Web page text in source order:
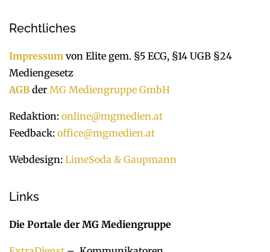
Rechtliches
Impressum von Elite gem. §5 ECG, §14 UGB §24
Mediengesetz
AGB der MG Mediengruppe GmbH
Redaktion: online@mgmedien.at
Feedback: office@mgmedien.at
Webdesign: LimeSoda & Gaupmann
Links
Die Portale der MG Mediengruppe